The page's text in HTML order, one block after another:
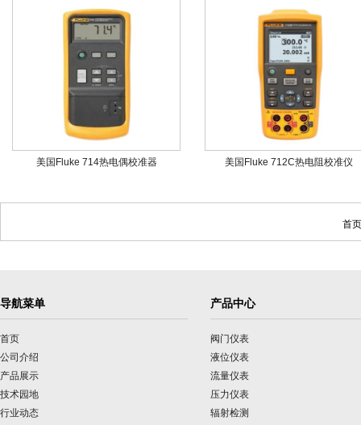
美国Fluke 714热电偶校准器 美国Fluke 712C热电阻校准仪
首
导航菜单
首页
公司介绍
产品展示
技术园地
行业动态
产品中心
阀门仪表
液位仪表
流量仪表
压力仪表
辐射检测